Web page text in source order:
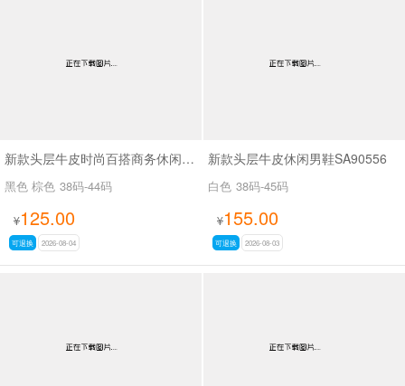
新款头层牛皮时尚百搭商务休闲男鞋SA8223
黑色 棕色 38码-44码
¥125.00
可退换 2026-08-04
新款头层牛皮休闲男鞋SA90556
白色 38码-45码
¥155.00
可退换 2026-08-03